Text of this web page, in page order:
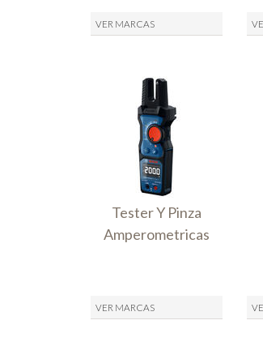
VER MARCAS
Tester Y Pinza
Amperometricas
VER MARCAS